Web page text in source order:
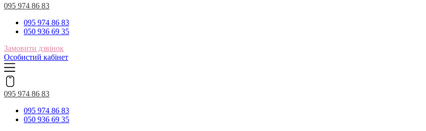
095 974 86 83
095 974 86 83
050 936 69 35
Замовити дзвінок
Особистий кабінет
095 974 86 83
095 974 86 83
050 936 69 35